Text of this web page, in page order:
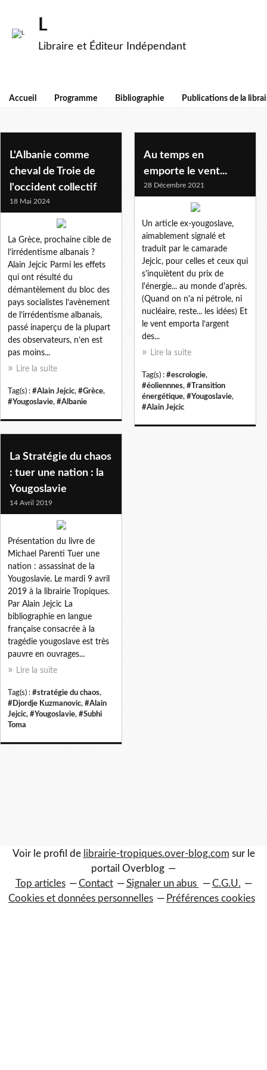
L
Libraire et Éditeur Indépendant
Accueil Programme Bibliographie Publications de la
yougoslavie
L'Albanie comme
cheval de Troie de
l'occident collectif
18 Mai 2024
La Grèce, prochaine cible de
l’irrédentisme albanais ?
Alain Jejcic Parmi les effets
qui ont résulté du
démantèlement du bloc des
pays socialistes l’avènement
de l’irrédentisme albanais,
passé inaperçu de la plupart
des observateurs, n’en est
pas moins...
Lire la suite
Tag(s) : #Alain Jejcic, #Grèce,
#Yougoslavie, #Albanie
Au temps en
emporte le vent...
28 Décembre 2021
Un article ex-yougoslave,
aimablement signalé et
traduit par le camarade
Jejcic, pour celles et ceux qui
s'inquiètent du prix de
l'énergie... au monde d'après.
(Quand on n'a ni pétrole, ni
nucléaire, reste... les idées) Et
le vent emporta l’argent
des...
Lire la suite
Tag(s) : #escrologie,
#éoliennnes, #Transition
énergétique, #Yougoslavie,
#Alain Jejcic
La Stratégie du chaos
: tuer une nation : la
Yougoslavie
14 Avril 2019
Présentation du livre de
Michael Parenti Tuer une
nation : assassinat de la
Yougoslavie. Le mardi 9 avril
2019 à la librairie Tropiques.
Par Alain Jejcic La
bibliographie en langue
française consacrée à la
tragédie yougoslave est très
pauvre en ouvrages...
Lire la suite
Tag(s) : #stratégie du chaos,
#Djordje Kuzmanovic, #Alain
Jejcic, #Yougoslavie, #Subhi
Toma
Voir le profil de librairie-tropiques.over-blog.com sur le
portail Overblog
Top articles
Contact Signaler un abus
C.G.U.
Cookies et données personnelles
Préférences cookies